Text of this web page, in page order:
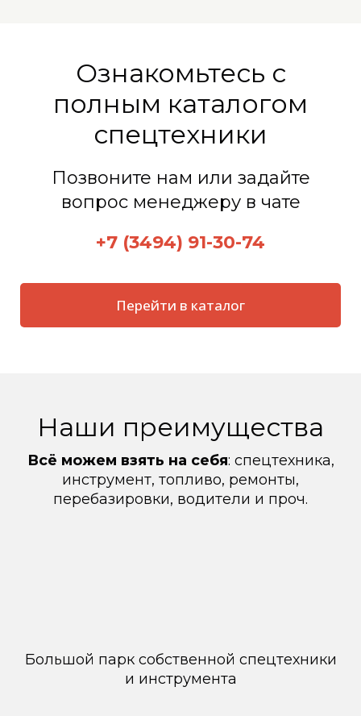
Ознакомьтесь с
полным каталогом
спецтехники
Позвоните нам или задайте
вопрос менеджеру в чате
+7 (3494) 91-30-74
Перейти в каталог
Наши преимущества
Всё можем взять на себя: спецтехника,
инструмент, топливо, ремонты,
перебазировки, водители и проч.
Большой парк собственной спецтехники
и инструмента